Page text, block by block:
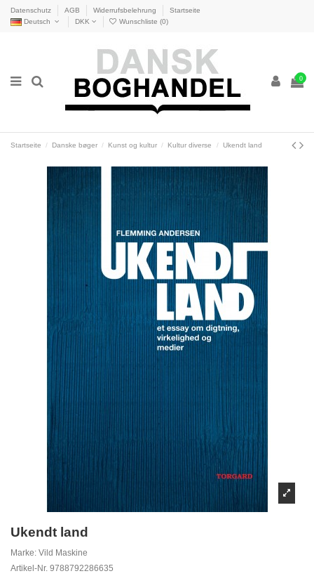
Datenschutz AGB Widerrufsbelehrung
Startseite
Deutsch
DKK Wunschliste (0)
0
Startseite Danske bøger Kunst og kultur Kultur diverse Ukendt land
Ukendt land
Marke: Vild Maskine
Artikel-Nr. 9788792286635